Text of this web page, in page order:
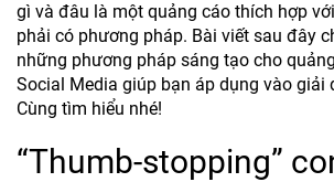
gì và đâu là một quảng cáo thích hợp
phải có phương pháp. Bài viết sau đây
những phương pháp sáng tạo cho
Social Media giúp bạn áp dụng vào giải
Cùng tìm hiểu nhé!
“Thumb-stopping”